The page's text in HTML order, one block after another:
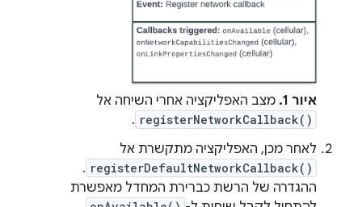
איור 1. מצב האפליקציה אחרי השיחה אל
registerNetworkCallback()
.
לאחר מכן, האפליקציה מתקשרת אל
registerDefaultNetworkCallback()
.
ההגדרה של הרשת כברירת המחדל מאפשרת